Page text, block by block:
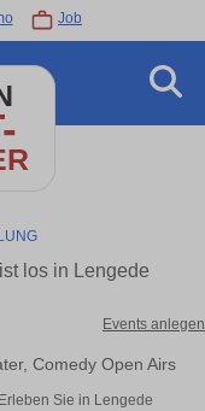
Job
los in Lengede
Events anlegen
Comedy Open Airs
Sie in Lengede